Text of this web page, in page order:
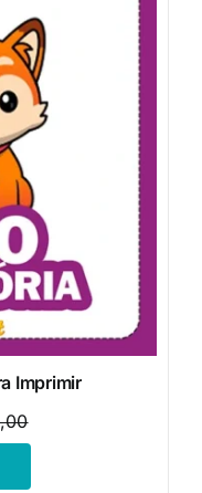
Imprimir
O
preço
O
preço